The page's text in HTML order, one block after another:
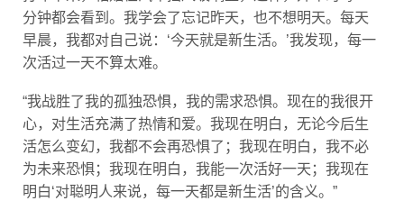
分钟都会看到。我学会了忘记昨天，也不想明天。每天
早晨，我都对自己说：‘今天就是新生活。’我发现，每一
次活过一天不算太难。
心，对生活充满了热情和爱。我现在明白，无论今后生
活怎么变幻，我都不会再恐惧了；我现在明白，我不必
为未来恐惧；我现在明白，我能一次活好一天；我现在
明白‘对聪明人来说，每一天都是新生活’的含义。”